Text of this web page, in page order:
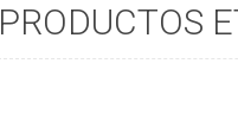
PRODUCTOS